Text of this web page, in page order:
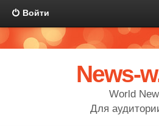
Войти
News-
World
Для